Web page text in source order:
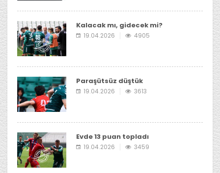
Kalacak mı, gidecek mi?
19.04.2026 4905
Paraşütsüz düştük
19.04.2026 3613
Evde 13 puan topladı
19.04.2026 3459